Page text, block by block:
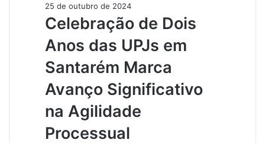
25 de outubro de 2024
Celebração de Dois
Anos das UPJs em
Santarém Marca
Avanço Significativo
na Agilidade
Processual